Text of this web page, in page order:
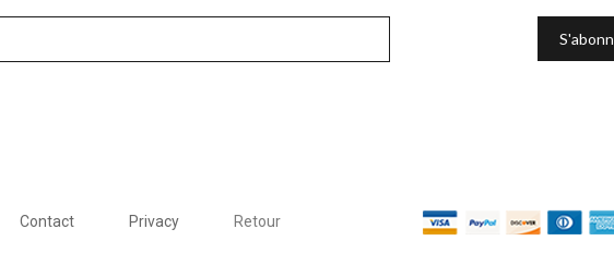
Contact Privacy Retour